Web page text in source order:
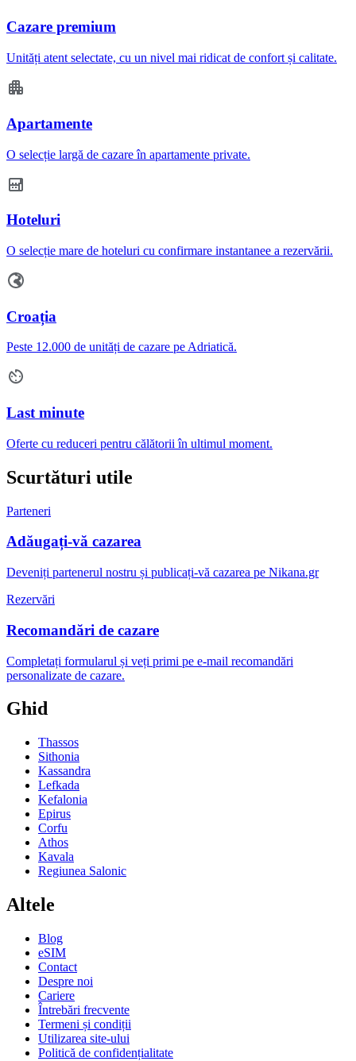
Cazare premium
Unități atent selectate, cu un nivel mai ridicat de confort și calitate.
Apartamente
O selecție largă de cazare în apartamente private.
Hoteluri
O selecție mare de hoteluri cu confirmare instantanee a rezervării.
Croația
Peste 12.000 de unități de cazare pe Adriatică.
Last minute
Oferte cu reduceri pentru călătorii în ultimul moment.
Scurtături utile
Parteneri
Adăugați-vă cazarea
Deveniți partenerul nostru și publicați-vă cazarea pe Nikana.gr
Rezervări
Recomandări de cazare
Completați formularul și veți primi pe e-mail recomandări
personalizate de cazare.
Ghid
Thassos
Sithonia
Kassandra
Lefkada
Kefalonia
Epirus
Corfu
Athos
Kavala
Regiunea Salonic
Altele
Blog
eSIM
Contact
Despre noi
Cariere
Întrebări frecvente
Termeni și condiții
Utilizarea site-ului
Politică de confidențialitate